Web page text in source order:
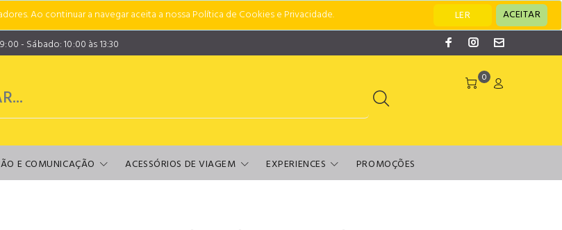
Ao continuar a navegar aceita a nossa Política de Cookies e Privacidade. LER
ACEITAR
- Sábado: 10:00 às 13:30
0
E COMUNICAÇÃO ACESSÓRIOS DE VIAGEM EXPERIENCES PROMOÇÕES